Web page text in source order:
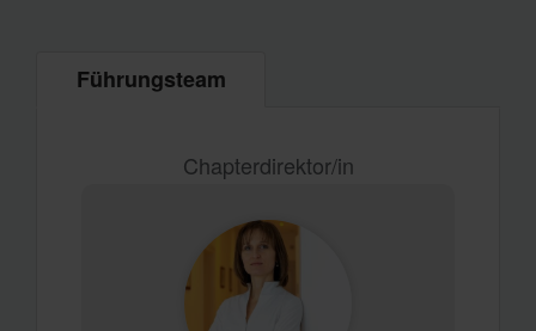
Führungsteam
Chapterdirektor/in